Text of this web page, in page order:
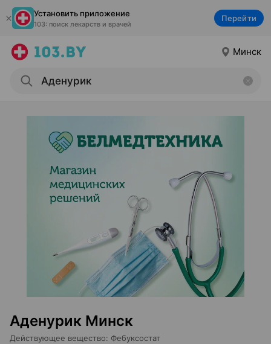
Установить приложение
103: поиск лекарств и врачей
Перейти
Минск
Аденурик Минск
Действующее вещество: Фебуксостат